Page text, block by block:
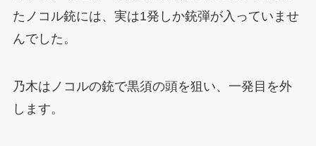
たノコル銃には、実は1発しか銃弾が入っていませ
んでした。
乃木はノコルの銃で黒須の頭を狙い、一発目を外
します。